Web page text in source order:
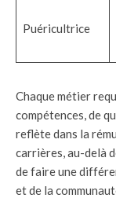
Puéricultrice
Chaque métier
compétences, de
reflète dans la
carrières, au-delà
de faire une
et de la